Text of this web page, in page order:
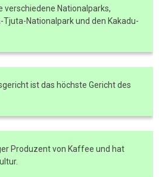
verschiedene Nationalparks,
Nationalpark und den Kakadu-
ist das höchste Gericht des
Produzent von Kaffee und hat